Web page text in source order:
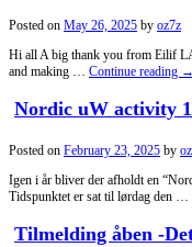
Posted on May 26, 2025 by oz7z
Hi all A big thank you from Eilif
and making … Continue reading →
Nordic uW activity
Posted on February 23, 2025 by
Igen i år bliver der afholdt en
Tidspunktet er sat til lørdag den …
Tilmelding åben -